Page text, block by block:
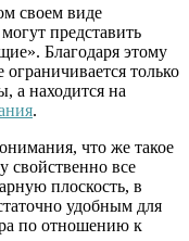
своем виде
представить
Благодаря этому
только
находится на
.
что же такое
свойственно все
плоскость, в
удобным для
по отношению к